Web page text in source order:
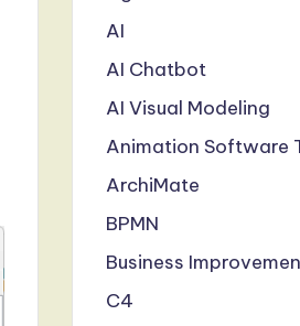
AI
AI Chatbot
AI Visual Modeling
Animation Software
ArchiMate
BPMN
Business
C4